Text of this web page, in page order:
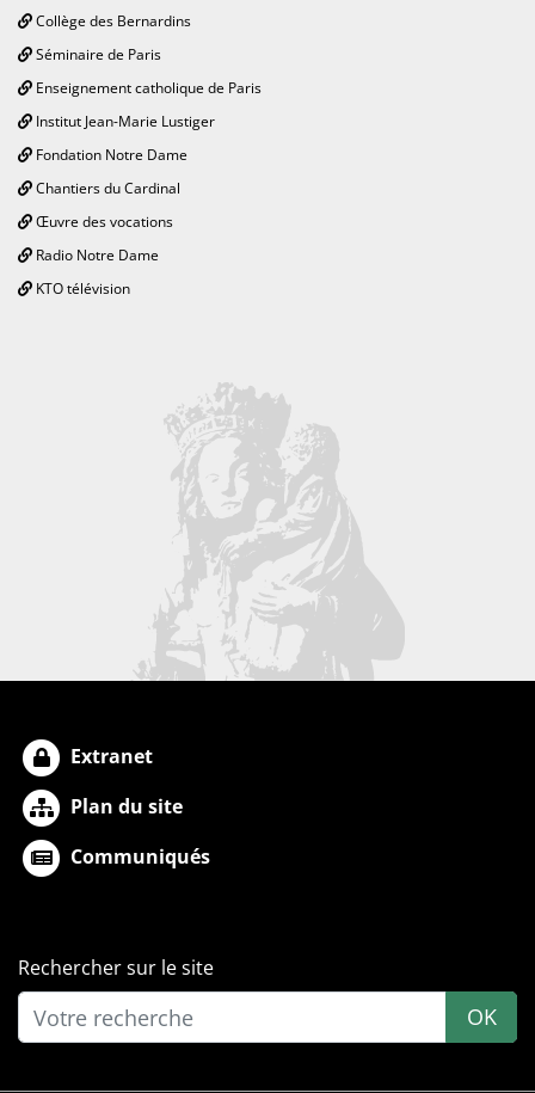
Collège des Bernardins
Séminaire de Paris
Enseignement catholique de Paris
Institut Jean-Marie Lustiger
Fondation Notre Dame
Chantiers du Cardinal
Œuvre des vocations
Radio Notre Dame
KTO télévision
Extranet
Plan du site
Communiqués
Rechercher sur le site
OK